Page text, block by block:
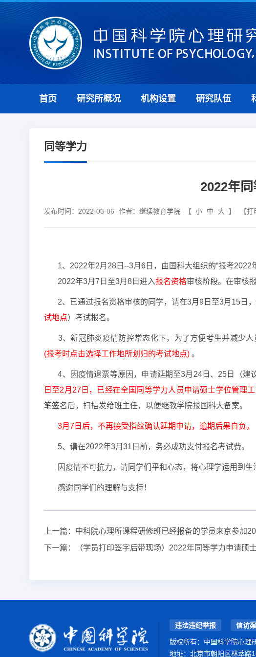
首页 研究所概况 机构设置 研究队伍
同等学力
2022年
发布时间：2022-03-06 作者：继续教育学院 【 小 中 大 】 【打
1、2022年2月28日--3月6日，由国科大组织的“报考2022
2022年3月7日至3月8日进入报名资格审核阶段。在审核
2、已通过报名资格审核的同学，请在3月9日至3月15日
试地点）考试报名。
3、新冠肺炎疫情防控常态化下，为了方便考生并减少人
(报考时点击选择工作地所划归的考试地点) 。
4、因疫情退票等原因，申请延期至3月24日、25日（
日至2月27日，已经在全国同等学力人员申请硕士学位管理
笔签名后，扫描发给班主任，以便继教学院报国科大备案。
3月7日后，不再接受指纹确认延期申请，逾期后果自负。
5、请在2022年3月31日前，务必成功支付报名考试费。
因疫情不可抗力，请同学们平和心态，将心理学运用到生
感谢同学们的理解与支持！
上一篇： 中科院心理所课程研修班已经报备的学员来京参加
下一篇：
（学员打印签字后带现场）2022年同等学力申请硕
违法违纪举报 信访
版权所有：中国科学院心理
地址：北京市朝阳区林萃路